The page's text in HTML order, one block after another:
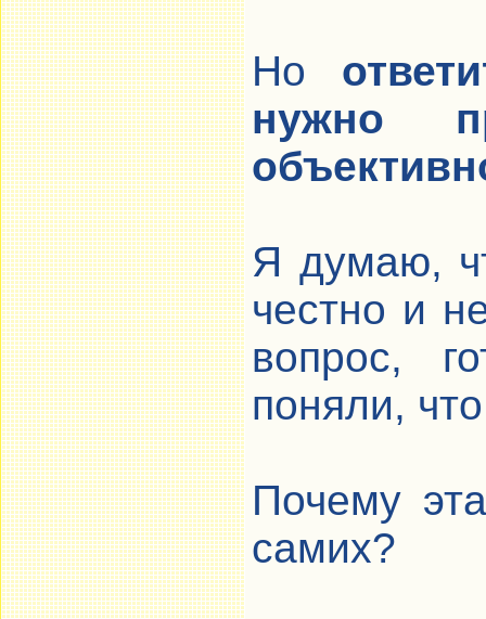
Но
нужно
Я думаю,
честно и
вопрос,
поняли,
Почему
самих?